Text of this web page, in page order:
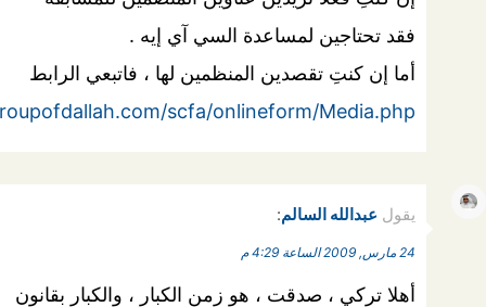
فقد تحتاجين لمساعدة السي آي إيه .
أما إن كنتِ تقصدين المنظمين لها ، فاتبعي الرابط
scfa/onlineform/Media.php
يقول عبدالله السالم:
24 مارس, 2009 الساعة 4:29 م
أهلا تركي ، صدقت ، هو زمن الكبار ، والكبار بقانون